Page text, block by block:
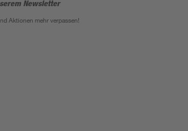
Newsletter
Aktionen mehr verpassen!